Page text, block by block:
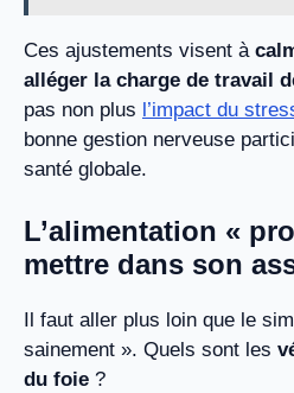
Ces ajustements visent à
alléger la charge de travail
pas non plus l’impact du
bonne gestion nerveuse
santé globale.
L’alimentation «
mettre dans son
Il faut aller plus loin que le
sainement ». Quels sont les
du foie ?